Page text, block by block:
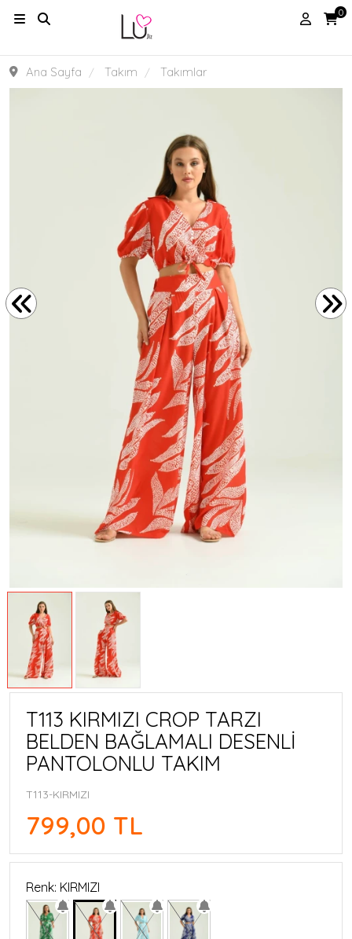
0
Ana Sayfa Takım Takımlar
T113 KIRMIZI CROP TARZI
BELDEN BAĞLAMALI DESENLİ
PANTOLONLU TAKIM
T113-KIRMIZI
799,00 TL
Renk: KIRMIZI